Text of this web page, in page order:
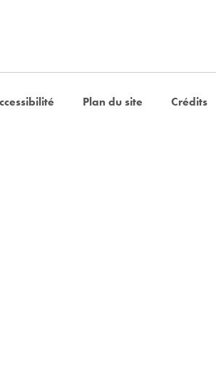
Plan du site Crédits